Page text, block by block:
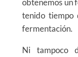
obtenemos un
tenido tiempo
fermentación.
Ni tampoco